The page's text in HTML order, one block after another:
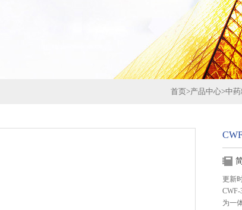
首页>产品中心>中
更新
CWF-
为一